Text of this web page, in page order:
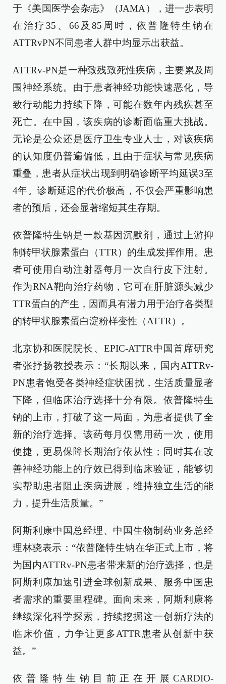
于《美国医学会杂志》（JAMA），进一步表明
在治疗35、66及85周时，依普隆特生钠在
ATTRvPN不同患者人群中均显示出获益。
ATTRv-PN是一种致残致死性疾病，主要累及周
围神经系统。由于患者神经功能快速恶化，导
致行动能力持续下降，可能在数年内残疾甚至
死亡。在中国，该疾病的诊断面临重大挑战。
无论是公众还是医疗卫生专业人士，对该疾病
的认知度仍普遍偏低，且由于症状与常见疾病
重叠，患者从症状出现到明确诊断平均延误3至
4年。诊断延迟的代价极高，不仅会严重影响患
者的预后，还会显著缩短其生存期。
依普隆特生钠是一款基因沉默剂，通过上游抑
制转甲状腺素蛋白（TTR）的生成发挥作用。患
者可使用自动注射器每月一次自行皮下注射。
作为RNA靶向治疗药物，它可在肝脏源头减少
TTR蛋白的产生，因而具有潜力用于治疗各类型
的转甲状腺素蛋白淀粉样变性（ATTR）。
北京协和医院院长、EPIC-ATTR中国首席研究
者张抒扬教授表示：“长期以来，国内ATTRv-
PN患者饱受各类神经症状困扰，生活质量显著
下降，但临床治疗选择十分有限。依普隆特生
钠的上市，打破了这一局面，为患者提供了全
新的治疗选择。该药每月仅需用药一次，使用
便捷，更易保障长期治疗依从性；同时其在改
善神经功能上的疗效已得到临床验证，能够切
实帮助患者阻止疾病进展，维持独立生活的能
力，提升生活质量。”
阿斯利康中国总经理、中国生物制药业务总经
理林骁表示：“依普隆特生钠在华正式上市，将
为国内ATTRv-PN患者带来新的治疗选择，也是
阿斯利康加速引进全球创新成果、服务中国患
者需求的重要里程碑。面向未来，阿斯利康将
继续深化科学探索，持续挖掘这一创新疗法的
临床价值，力争让更多ATTR患者从创新中获
益。”
依普隆特生钠目前正在开展CARDIO-